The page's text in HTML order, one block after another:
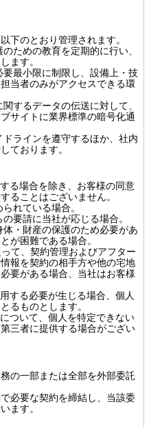
下のとおり管理されます。
ための教育を定期的に行い、
ます。
最小限に制限し、設備上・技
当者のみがアクセスできる環
するデータの伝送に対して、
サイトに業界標準の暗号化通
ラインを遵守するほか、社内
ております。
る場合を除き、お客様の同意
ることはございません。
れている場合。
要請に当社が応じる場合。
・財産の保護のため必要があ
が困難である場合。
て、契約管理およびアフター
報を契約の相手方や他の宅地
要がある場合、当社はお客様
する必要が生じる場合、個人
るものとします。
ついて、個人を特定できない
三者に提供する場合がござい
の一部または全部を外部委託
必要な契約を締結し、当該委
ます。